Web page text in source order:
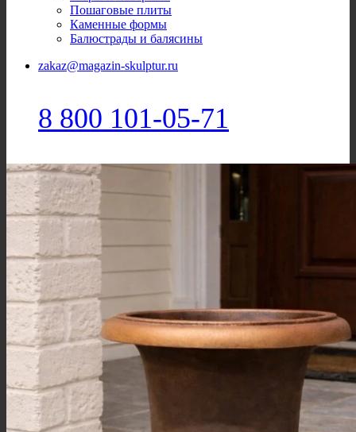
Пошаговые плиты
Каменные формы
Балюстрады и балясины
zakaz@magazin-skulptur.ru
8 800 101-05-71